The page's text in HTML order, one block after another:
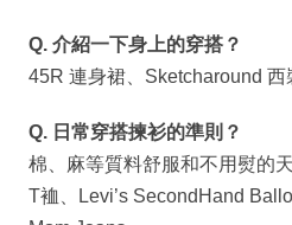
Q. 介紹一下身上的穿搭？
45R 連身裙、Sketcharound 西
Q. 日常穿搭揀衫的準則？
棉、麻等質料舒服和不用熨的
T裇、Levi’s SecondHand